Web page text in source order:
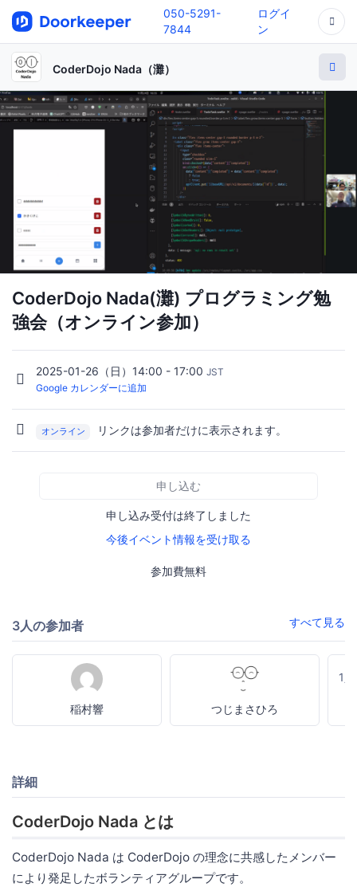
050-5291-
7844
ログイ
ン
CoderDojo Nada（灘）
CoderDojo Nada(灘) プログラミング勉
強会（オンライン参加）
2025-01-26（日）14:00 - 17:00 JST
Google カレンダーに追加
オンライン リンクは参加者だけに表示されます。
申し込む
申し込み受付は終了しました
今後イベント情報を受け取る
参加費無料
3人の参加者 すべて見る
稲村響 つじまさひろ
1
詳細
CoderDojo Nada とは
CoderDojo Nada は CoderDojo の理念に共感したメンバー
により発足したボランティアグループです。